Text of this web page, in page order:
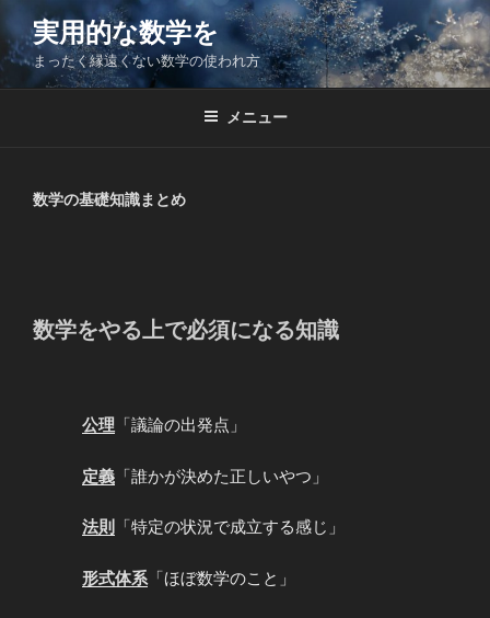
ン
テ
ン
実用的な数学を
まったく縁遠くない数学の使われ方
メニュー
数学の基礎知識まとめ
数学をやる上で必須になる知識
公理 「議論の出発点」
定義 「誰かが決めた正しいやつ」
法則 「特定の状況で成立する感じ」
形式体系 「ほぼ数学のこと」